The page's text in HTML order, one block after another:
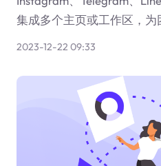
集成多个主页或工作区，为
2023-12-22 09:33